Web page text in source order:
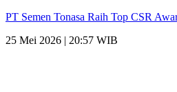
PT Semen Tonasa Raih Top CSR
25 Mei 2026 | 20:57 WIB